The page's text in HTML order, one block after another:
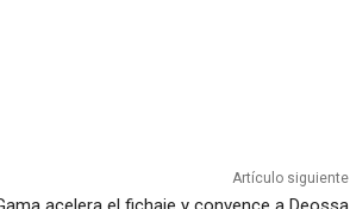
Artículo siguiente